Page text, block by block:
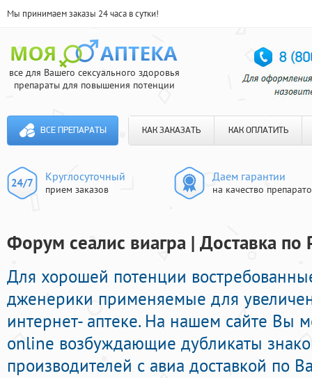
Мы принимаем заказы 24 часа в сутки!
все для Вашего сексуального здоровья
препараты для повышения потенции
ВСЕ ПРЕПАРАТЫ КАК ЗАКАЗАТЬ КАК ОПЛАТИТЬ
Круглосуточный
прием заказов
Даем гарантии
на качество
Форум сеалис виагра | Доставка по
Для хорошей потенции
дженерики применяемые для
интернет- аптеке. На нашем сайте Вы
online возбуждающие дубликаты
производителей с авиа доставкой по